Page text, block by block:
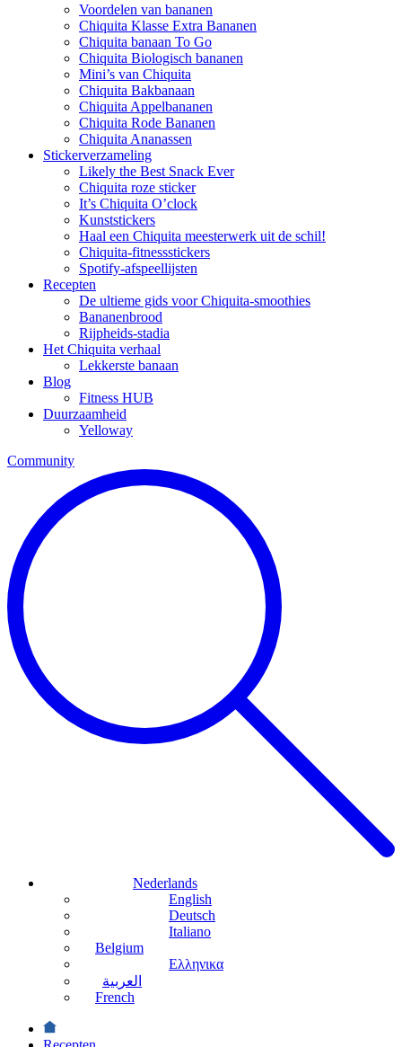
Voordelen van bananen
Chiquita Klasse Extra Bananen
Chiquita banaan To Go
Chiquita Biologisch bananen
Mini’s van Chiquita
Chiquita Bakbanaan
Chiquita Appelbananen
Chiquita Rode Bananen
Chiquita Ananassen
Stickerverzameling
Likely the Best Snack Ever
Chiquita roze sticker
It’s Chiquita O’clock
Kunststickers
Haal een Chiquita meesterwerk uit de schil!
Chiquita-fitnessstickers
Spotify-afspeellijsten
Recepten
De ultieme gids voor Chiquita-smoothies
Bananenbrood
Rijpheids-stadia
Het Chiquita verhaal
Lekkerste banaan
Blog
Fitness HUB
Duurzaamheid
Yelloway
Community
Nederlands
English
Deutsch
Italiano
Belgium
Ελληνικα
العربية
French